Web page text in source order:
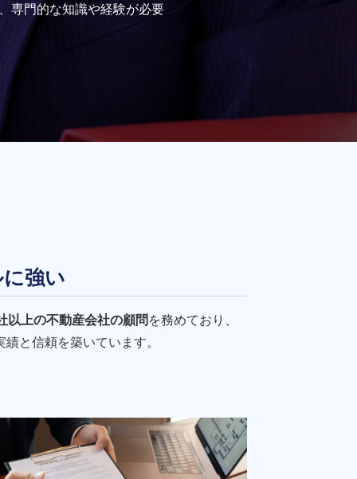
専門的な知識や経験が必要
強い
以上の不動産会社の顧問 を務めており、
と信頼を築いています。